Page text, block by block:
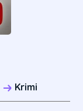
Krimi